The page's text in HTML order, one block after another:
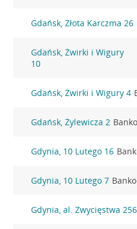
Gdańsk, Złota Karczma 26
Gdańsk, Żwirki i Wigury
10
Gdańsk, Żwirki i Wigury 4
Gdańsk, Żylewicza 2
Gdynia, 10 Lutego 16
Gdynia, 10 Lutego 7
Gdynia, al. Zwycięstwa 256